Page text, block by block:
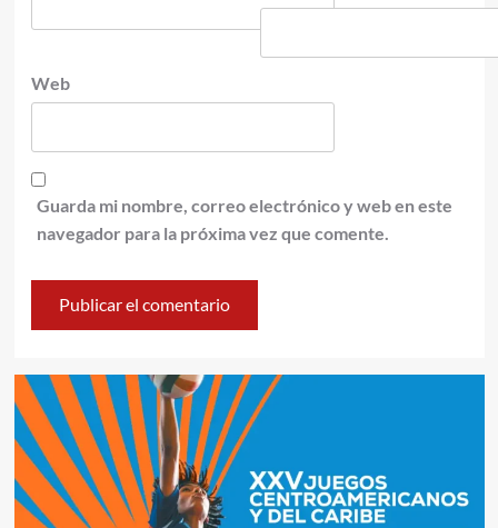
Web
Guarda mi nombre, correo electrónico y web en este
navegador para la próxima vez que comente.